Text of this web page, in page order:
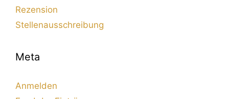
Rezension
Stellenausschreibung
Meta
Anmelden